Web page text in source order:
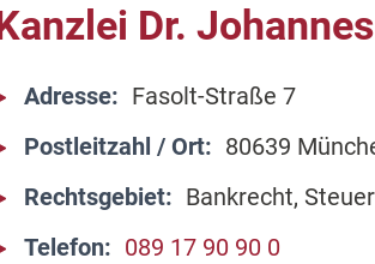
Dr.
Adresse
Fasolt-Straße 7
Postleitzahl / Ort
80639
Rechtsgebiet
Bankrecht,
Telefon
089 17 90 90 0